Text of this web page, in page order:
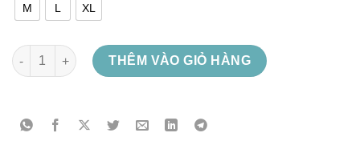
M L XL
Deep Purple - Smoke On The Nation số lượng
THÊM VÀO GIỎ HÀNG